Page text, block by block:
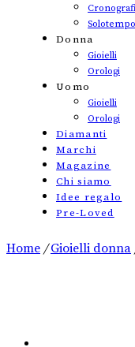
Cronografi
Solotempo
Donna
Gioielli
Orologi
Uomo
Gioielli
Orologi
Diamanti
Marchi
Magazine
Chi siamo
Idee regalo
Pre-Loved
Home / Gioielli donna